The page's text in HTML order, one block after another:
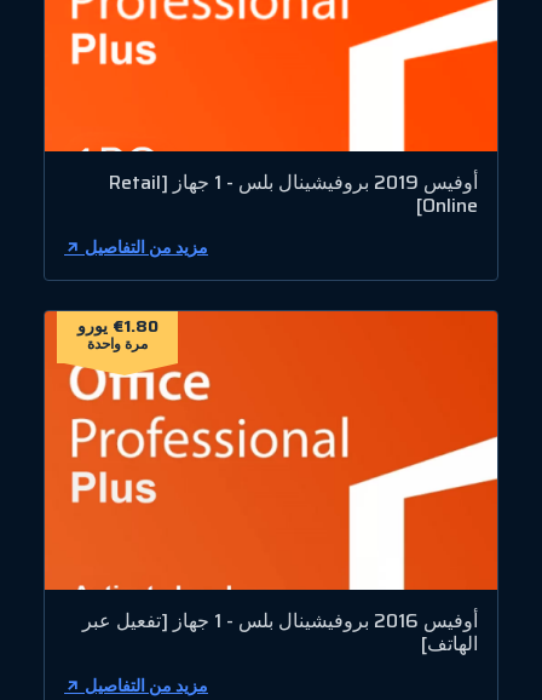
أوفيس 2019 بروفيشينال بلس - 1 جهاز [Retail
Online]
مزيد من التفاصيل
€1.80 يورو
مرة واحدة
أوفيس 2016 بروفيشينال بلس - 1 جهاز [تفعيل عبر
الهاتف]
مزيد من التفاصيل